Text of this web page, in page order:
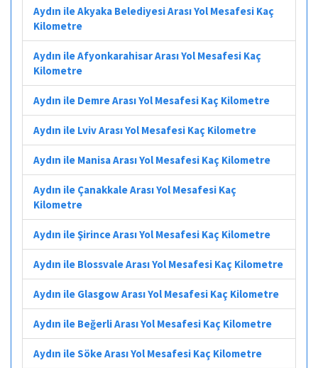
Aydın ile Akyaka Belediyesi Arası Yol Mesafesi Kaç
Kilometre
Aydın ile Afyonkarahisar Arası Yol Mesafesi Kaç
Kilometre
Aydın ile Demre Arası Yol Mesafesi Kaç Kilometre
Aydın ile Lviv Arası Yol Mesafesi Kaç Kilometre
Aydın ile Manisa Arası Yol Mesafesi Kaç Kilometre
Aydın ile Çanakkale Arası Yol Mesafesi Kaç
Kilometre
Aydın ile Şirince Arası Yol Mesafesi Kaç Kilometre
Aydın ile Blossvale Arası Yol Mesafesi Kaç Kilometre
Aydın ile Glasgow Arası Yol Mesafesi Kaç Kilometre
Aydın ile Beğerli Arası Yol Mesafesi Kaç Kilometre
Aydın ile Söke Arası Yol Mesafesi Kaç Kilometre